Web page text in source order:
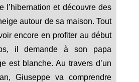
l’hibernation et découvre des
autour de sa maison. Tout
encore en profiter au début
il demande à son papa
est blanche. Au travers d’un
Giuseppe va comprendre